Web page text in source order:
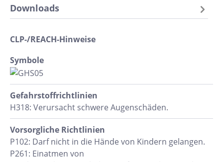
Downloads
CLP-/REACH-Hinweise
Symbole
Gefahrstoff​richtlinien
H318: Verursacht schwere Augenschäden.
Vorsorgliche Richtlinien
P102: Darf nicht in die Hände von Kindern gelangen.
P261: Einatmen von